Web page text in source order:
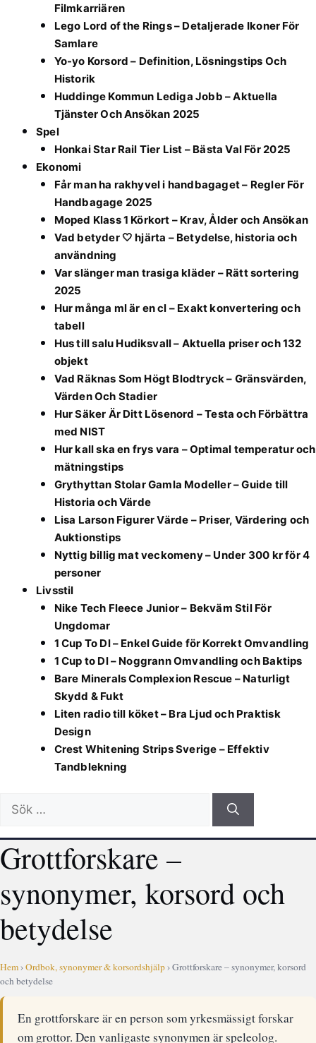
Filmkarriären
Lego Lord of the Rings – Detaljerade Ikoner För
Samlare
Yo-yo Korsord – Definition, Lösningstips Och
Historik
Huddinge Kommun Lediga Jobb – Aktuella
Tjänster Och Ansökan 2025
Spel
Honkai Star Rail Tier List – Bästa Val För 2025
Ekonomi
Får man ha rakhyvel i handbagaget – Regler För
Handbagage 2025
Moped Klass 1 Körkort – Krav, Ålder och Ansökan
Vad betyder 🤍 hjärta – Betydelse, historia och
användning
Var slänger man trasiga kläder – Rätt sortering
2025
Hur många ml är en cl – Exakt konvertering och
tabell
Hus till salu Hudiksvall – Aktuella priser och 132
objekt
Vad Räknas Som Högt Blodtryck – Gränsvärden,
Värden Och Stadier
Hur Säker Är Ditt Lösenord – Testa och Förbättra
med NIST
Hur kall ska en frys vara – Optimal temperatur och
mätningstips
Grythyttan Stolar Gamla Modeller – Guide till
Historia och Värde
Lisa Larson Figurer Värde – Priser, Värdering och
Auktionstips
Nyttig billig mat veckomeny – Under 300 kr för 4
personer
Livsstil
Nike Tech Fleece Junior – Bekväm Stil För
Ungdomar
1 Cup To Dl – Enkel Guide för Korrekt Omvandling
1 Cup to Dl – Noggrann Omvandling och Baktips
Bare Minerals Complexion Rescue – Naturligt
Skydd & Fukt
Liten radio till köket – Bra Ljud och Praktisk
Design
Crest Whitening Strips Sverige – Effektiv
Tandblekning
Sök
efter:
Grottforskare –
synonymer, korsord och
betydelse
Hem›Ordbok, synonymer & korsordshjälp› Grottforskare – synonymer, korsord
och betydelse
En grottforskare är en person som yrkesmässigt forskar
om grottor. Den vanligaste synonymen är speleolog.